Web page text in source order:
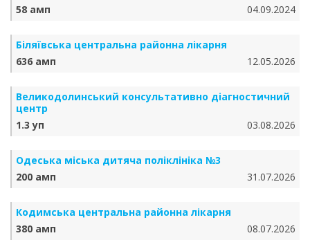
58 амп
04.09.2024
Біляївська центральна районна лікарня
636 амп
12.05.2026
Великодолинський консультативно діагностичний
центр
1.3 уп
03.08.2026
Одеська міська дитяча поліклініка №3
200 амп
31.07.2026
Кодимська центральна районна лікарня
380 амп
08.07.2026